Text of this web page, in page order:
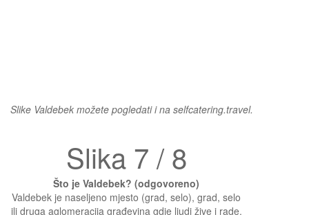
Slike Valdebek možete pogledati i na selfcatering.travel.
Slika 7 / 8
Što je Valdebek? (odgovoreno)
Valdebek je naseljeno mjesto (grad, selo), grad, selo
ili druga aglomeracija građevina gdje ljudi žive i rade.